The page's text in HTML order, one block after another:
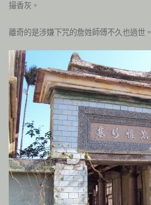
撮香灰。
離奇的是涉嫌下咒的詹姓師傅不久也過世。